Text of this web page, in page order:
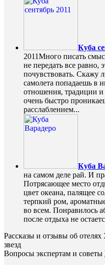
Куба
2011Много писать
не передать все равно,
почувствовать. Скажу
самолета попадаешь в
отношения, традиции
очень быстро
расслаблением...
Куба
на самом деле рай. И
Потрясающее место
цвет океана, палящее
терпкий ром,
во всем. Понравилось
после отдыха не
Рассказы и отзывы об
звезд
Вопросы экспертам и советы